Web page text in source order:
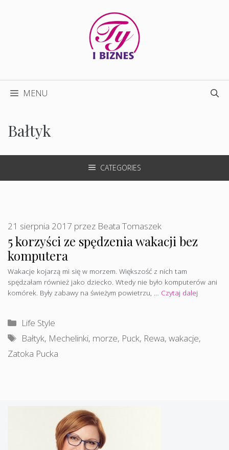
MENU
Bałtyk
CATEGORIES
5 korzyści ze spędzenia wakacji bez
komputera
21 sierpnia 2017 przez Beata Tomaszek
Wakacje kojarzą mi się w morzem. Większość z nich tam
spędzałam również jako dziecko. Wtedy nie było komputerów ani
komórek. Były zabawy na świeżym powietrzu, … Czytaj dalej
Kategorie
Life Style
Tagi
Bałtyk, Mechelinki, morze, Puck, Rewa,wakacje,
Zatoka Pucka